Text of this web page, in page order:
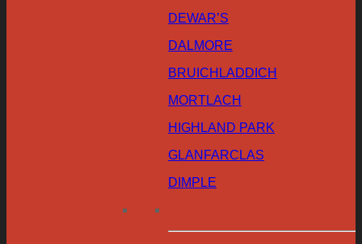
DEWAR’S
DALMORE
BRUICHLADDICH
MORTLACH
HIGHLAND PARK
GLANFARCLAS
DIMPLE